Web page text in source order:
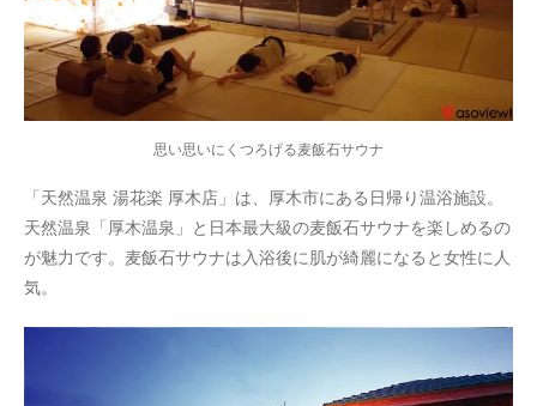
思い思いにくつろげる麦飯石サウナ
「天然温泉 湯花楽 厚木店」は、厚木市にある日帰り温浴施設。
天然温泉「厚木温泉」と日本最大級の麦飯石サウナを楽しめるの
が魅力です。麦飯石サウナは入浴後に肌が綺麗になると女性に人
気。